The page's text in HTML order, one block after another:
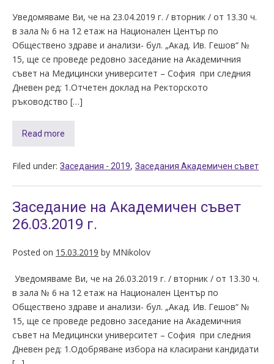
Уведомяваме Ви, че на 23.04.2019 г. / вторник / от 13.30 ч.
в зала № 6 на 12 етаж на Национален Център по
Обществено здраве и анализи- бул. „Акад. Ив. Гешов“ №
15, ще се проведе редовно заседание на Академичния
съвет на Медицински университет – София при следния
Дневен ред: 1.Отчетен доклад на Ректорското
ръководство […]
Read more
Filed under: Заседания - 2019, Заседания Академичен съвет
Заседание на Академичен съвет
26.03.2019 г.
Posted on 15.03.2019 by MNikolov
Уведомяваме Ви, че на 26.03.2019 г. / вторник / от 13.30 ч.
в зала № 6 на 12 етаж на Национален Център по
Обществено здраве и анализи- бул. „Акад. Ив. Гешов“ №
15, ще се проведе редовно заседание на Академичния
съвет на Медицински университет – София при следния
Дневен ред: 1.Одобряване избора на класирани кандидати